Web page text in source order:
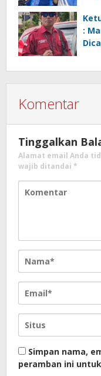
:
Komentar
Tinggalkan
Alamat email Anda
wajib ditandai *
Simpan nama,
peramban ini